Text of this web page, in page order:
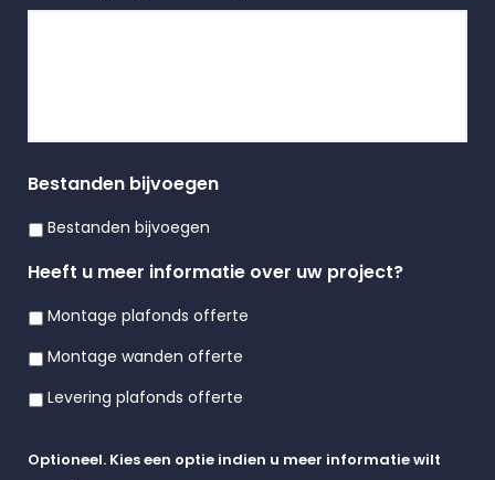
Bestanden bijvoegen
Bestanden bijvoegen
Heeft u meer informatie over uw project?
Montage plafonds offerte
Montage wanden offerte
Levering plafonds offerte
Optioneel. Kies een optie indien u meer informatie wilt